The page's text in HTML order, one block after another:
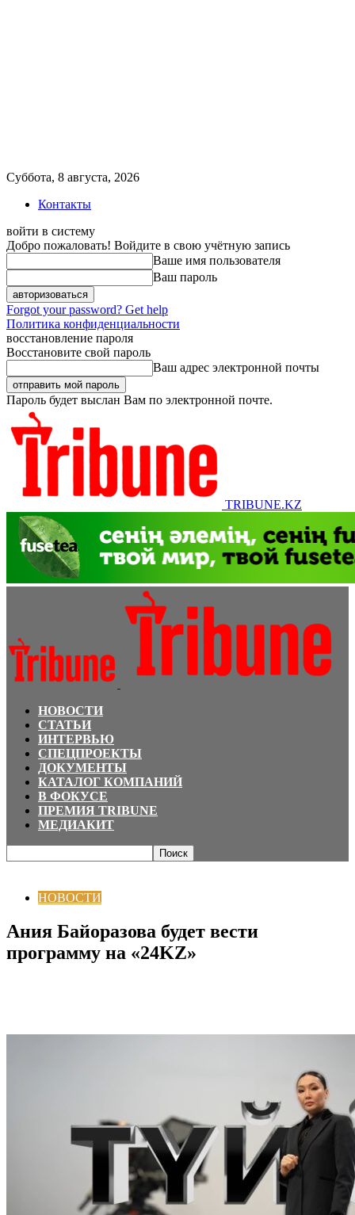
Суббота, 8 августа, 2026
Контакты
войти в систему
Добро пожаловать! Войдите в свою учётную запись
Ваше имя пользователя
Ваш пароль
Forgot your password? Get help
Политика конфиденциальности
восстановление пароля
Восстановите свой пароль
Ваш адрес электронной почты
Пароль будет выслан Вам по электронной почте.
TRIBUNE.KZ
НОВОСТИ
СТАТЬИ
ИНТЕРВЬЮ
СПЕЦПРОЕКТЫ
ДОКУМЕНТЫ
КАТАЛОГ КОМПАНИЙ
В ФОКУСЕ
ПРЕМИЯ TRIBUNE
МЕДИАКИТ
НОВОСТИ
Ания Байоразова будет вести
программу на «24KZ»